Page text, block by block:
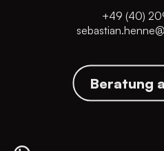
+49 (40)
Beratung